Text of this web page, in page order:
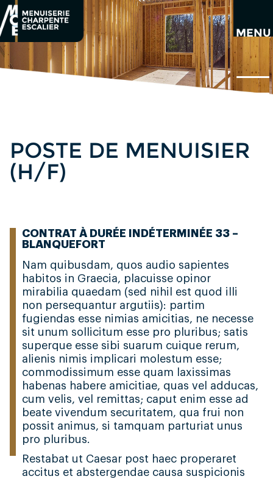
Aller
au
contenu
principal
MENU
POSTE DE MENUISIER
(H/F)
CONTRAT À DURÉE INDÉTERMINÉE 33 –
BLANQUEFORT
Nam quibusdam, quos audio sapientes
habitos in Graecia, placuisse opinor
mirabilia quaedam (sed nihil est quod illi
non persequantur argutiis): partim
fugiendas esse nimias amicitias, ne necesse
sit unum sollicitum esse pro pluribus; satis
superque esse sibi suarum cuique rerum,
alienis nimis implicari molestum esse;
commodissimum esse quam laxissimas
habenas habere amicitiae, quas vel adducas,
cum velis, vel remittas; caput enim esse ad
beate vivendum securitatem, qua frui non
possit animus, si tamquam parturiat unus
pro pluribus.
Restabat ut Caesar post haec properaret
accitus et abstergendae causa suspicionis